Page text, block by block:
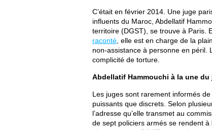
C’était en février 2014. Une juge
influents du Maroc, Abdellatif
territoire (DGST), se trouve à Paris.
raconté , elle est en charge de la
non-assistance à personne en péril.
complicité de torture.
Abdellatif Hammouchi à la une du
Les juges sont rarement informés
puissants que discrets. Selon
l’adresse qu’elle transmet au
de sept policiers armés se rendent